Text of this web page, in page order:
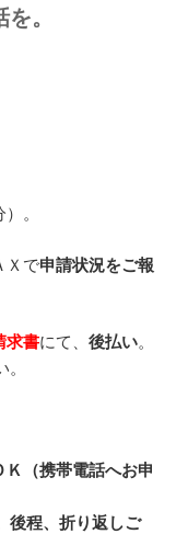
。
。
Ｘで申請状況をご報
求書にて、 後払い。
（携帯電話へお申
後程、折り返しご